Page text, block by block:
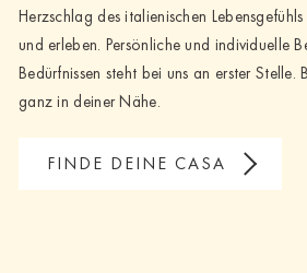
Herzschlag des italienischen
und erleben. Persönliche und individuelle
Bedürfnissen steht bei uns an erster Stelle.
ganz in deiner Nähe.
FINDE DEINE CASA